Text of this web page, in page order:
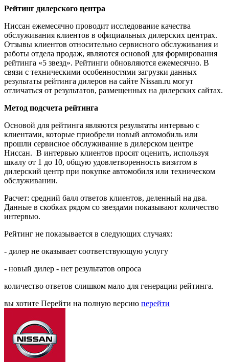
Рейтинг дилерского центра
Ниссан ежемесячно проводит исследование качества
обслуживания клиентов в официальных дилерских центрах.
Отзывы клиентов относительно сервисного обслуживания и
работы отдела продаж, являются основой для формирования
рейтинга «5 звезд». Рейтинги обновляются ежемесячно. В
связи с техническими особенностями загрузки данных
результаты рейтинга дилеров на сайте Nissan.ru могут
отличаться от результатов, размещенных на дилерских сайтах.
Метод подсчета рейтинга
Основой для рейтинга являются результаты интервью с
клиентами, которые приобрели новый автомобиль или
прошли сервисное обслуживание в дилерском центре
Ниссан. В интервью клиентов просят оценить, используя
шкалу от 1 до 10, общую удовлетворенность визитом в
дилерский центр при покупке автомобиля или техническом
обслуживании.
Расчет: средний балл ответов клиентов, деленный на два.
Данные в скобках рядом со звездами показывают количество
интервью.
Рейтинг не показывается в следующих случаях:
- дилер не оказывает соответствующую услугу
- новый дилер - нет результатов опроса
количество ответов слишком мало для генерации рейтинга.
вы хотите Перейти на полную версию перейти